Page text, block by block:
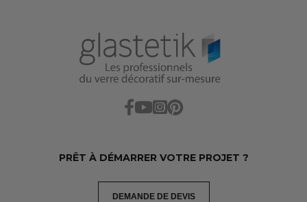
PRÊT À DÉMARRER VOTRE PROJET ?
DEMANDE DE DEVIS